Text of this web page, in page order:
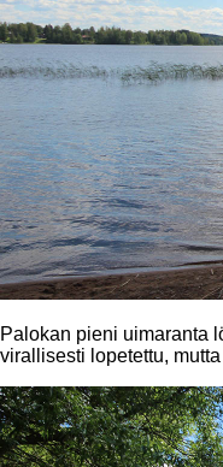
Palokan pieni uimaranta
virallisesti lopetettu,